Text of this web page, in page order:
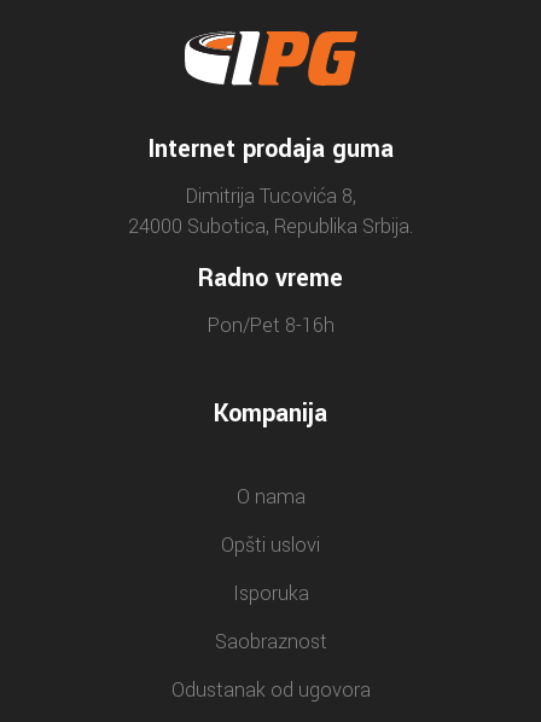
Internet prodaja guma
Dimitrija Tucovića 8,
24000 Subotica, Republika Srbija.
Radno vreme
Pon/Pet 8-16h
Kompanija
O nama
Opšti uslovi
Isporuka
Saobraznost
Odustanak od ugovora